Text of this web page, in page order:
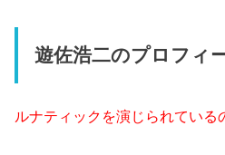
遊佐浩二のプロフィ
ルナティックを演じられている